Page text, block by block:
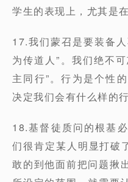
学生的表现上，尤其是
17.我们蒙召是要装备
为传道人”。我们绝不
主同行”。行为是个性
决定我们会有什么样的
18.基督徒质问的根基
们很肯定某人明显打破
敢的到他面前把问题揪